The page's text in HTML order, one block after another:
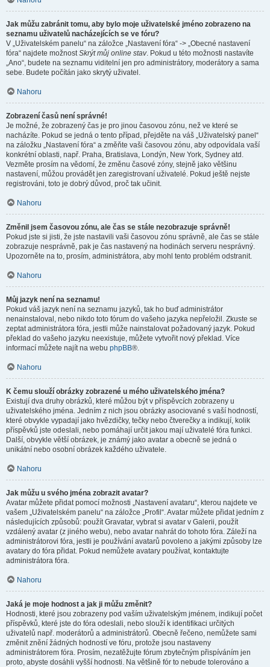
Jak můžu zabránit tomu, aby bylo moje uživatelské jméno zobrazeno na
seznamu uživatelů nacházejících se ve fóru?
V „Uživatelském panelu“ na záložce „Nastavení fóra“ -> „Obecné nastavení
fóra“ najdete možnostSkrýt můj online stav. Pokud u této možnosti nastavíte
„Ano“, budete na seznamu viditelní jen pro administrátory, moderátory a sama
sebe. Budete počítán jako skrytý uživatel.
Nahoru
Zobrazení časů není správné!
Je možné, že zobrazený čas je pro jinou časovou zónu, než ve které se
nacházíte. Pokud se jedná o tento případ, přejděte na váš „Uživatelský panel“
na záložku „Nastavení fóra“ a změňte vaši časovou zónu, aby odpovídala vaší
konkrétní oblasti, např. Praha, Bratislava, Londýn, New York, Sydney atd.
Vezměte prosím na vědomí, že změnu časové zóny, stejně jako většinu
nastavení, můžou provádět jen zaregistrovaní uživatelé. Pokud ještě nejste
registrováni, toto je dobrý důvod, proč tak učinit.
Nahoru
Změnil jsem časovou zónu, ale čas se stále nezobrazuje správně!
Pokud jste si jisti, že jste nastavili vaši časovou zónu správně, ale čas se stále
zobrazuje nesprávně, pak je čas nastavený na hodinách serveru nesprávný.
Upozorněte na to, prosím, administrátora, aby mohl tento problém odstranit.
Nahoru
Můj jazyk není na seznamu!
Pokud váš jazyk není na seznamu jazyků, tak ho buď administrátor
nenainstaloval, nebo nikdo toto fórum do vašeho jazyka nepřeložil. Zkuste se
zeptat administrátora fóra, jestli může nainstalovat požadovaný jazyk. Pokud
překlad do vašeho jazyku neexistuje, můžete vytvořit nový překlad. Více
informací můžete najít na webu phpBB®.
Nahoru
K čemu slouží obrázky zobrazené u mého uživatelského jména?
Existují dva druhy obrázků, které můžou být v příspěvcích zobrazeny u
uživatelského jména. Jedním z nich jsou obrázky asociované s vaší hodností,
které obvykle vypadají jako hvězdičky, tečky nebo čtverečky a indikují, kolik
příspěvků jste odeslali, nebo pomáhají určit jakou mají uživatelé fóra funkci.
Další, obvykle větší obrázek, je známý jako avatar a obecně se jedná o
unikátní nebo osobní obrázek každého uživatele.
Nahoru
Jak můžu u svého jména zobrazit avatar?
Avatar můžete přidat pomocí možnosti „Nastavení avataru“, kterou najdete ve
vašem „Uživatelském panelu“ na záložce „Profil“. Avatar můžete přidat jedním z
následujících způsobů: použít Gravatar, vybrat si avatar v Galerii, použít
vzdálený avatar (z jiného webu), nebo avatar nahrát do tohoto fóra. Záleží na
administrátorovi fóra, jestli je používání avatarů povoleno a jakými způsoby lze
avatary do fóra přidat. Pokud nemůžete avatary používat, kontaktujte
administrátora fóra.
Nahoru
Jaká je moje hodnost a jak ji můžu změnit?
Hodnosti, které jsou zobrazeny pod vaším uživatelským jménem, indikují počet
příspěvků, které jste do fóra odeslali, nebo slouží k identifikaci určitých
uživatelů např. moderátorů a administrátorů. Obecně řečeno, nemůžete sami
změnit znění žádných hodností ve fóru, protože jsou nastaveny
administrátorem fóra. Prosím, nezatěžujte fórum zbytečným přispíváním jen
proto, abyste dosáhli vyšší hodnosti. Na většině fór to nebude tolerováno a